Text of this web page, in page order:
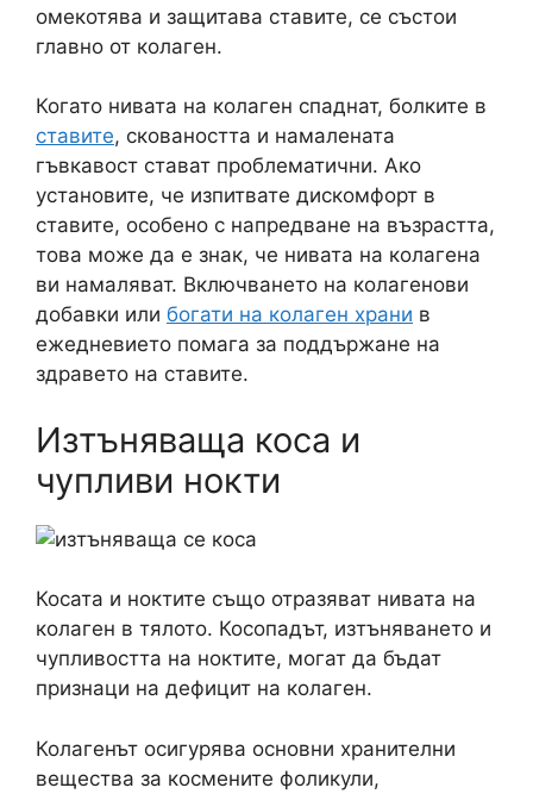
омекотява и защитава ставите, се състои
главно от колаген.
Когато нивата на колаген спаднат, болките в
ставите, сковаността и намалената
гъвкавост стават проблематични. Ако
установите, че изпитвате дискомфорт в
ставите, особено с напредване на възрастта,
това може да е знак, че нивата на колагена
ви намаляват. Включването на колагенови
добавки или богати на колаген храни в
ежедневието помага за поддържане на
здравето на ставите.
Изтъняваща коса и
чупливи нокти
Косата и ноктите също отразяват нивата на
колаген в тялото. Косопадът, изтъняването и
чупливостта на ноктите, могат да бъдат
признаци на дефицит на колаген.
Колагенът осигурява основни хранителни
вещества за космените фоликули,